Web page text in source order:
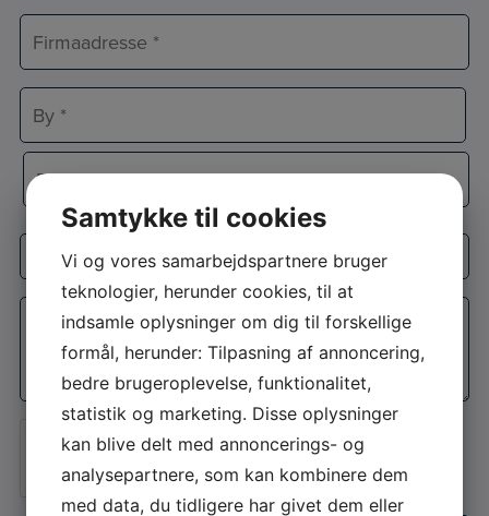
Adresse
Adresselinje
By
Postnr.
Interesse
Besked
Jeg er ikke en robot
Samtykke til cookies
Vi og vores samarbejdspartnere bruger
teknologier, herunder cookies, til at
indsamle oplysninger om dig til forskellige
formål, herunder: Tilpasning af annoncering,
bedre brugeroplevelse, funktionalitet,
statistik og marketing. Disse oplysninger
kan blive delt med annoncerings- og
analysepartnere, som kan kombinere dem
med data, du tidligere har givet dem eller